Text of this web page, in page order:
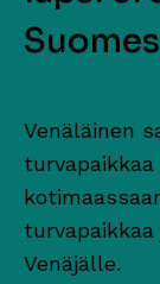
Venäläinen
Venäjälle.